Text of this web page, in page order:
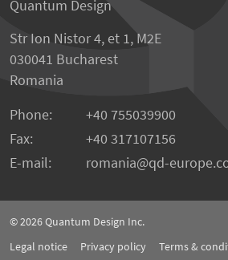
Quantum Design
Str Ion Nistor 4, et 1, M2E
030041 Bucharest
Romania
Phone:
+40 755039900
Fax:
+40 317107156
E-mail:
romania qd-
© 2026Quantum Design Inc.
Legal notice
Privacy policy Terms &